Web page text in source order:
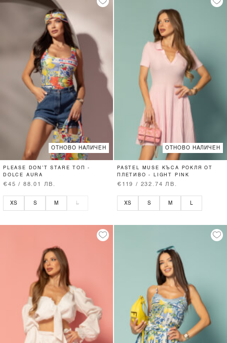
ОТНОВО НАЛИЧЕН
PLEASE DON’T STARE ТОП -
DOLCE AURA
€45 / 88.01 ЛВ.
XS S M L
ОТНОВО НАЛИЧЕН
PASTEL MUSE КЪСА РОКЛЯ ОТ
ПЛЕТИВО - LIGHT PINK
€119 / 232.74 ЛВ.
XS S M L